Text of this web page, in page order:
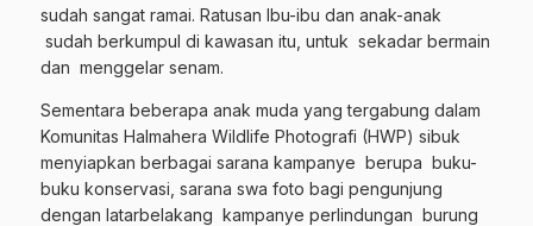
sudah sangat ramai. Ratusan Ibu-ibu dan anak-anak
sudah berkumpul di kawasan itu, untuk sekadar bermain
dan menggelar senam.
Sementara beberapa anak muda yang tergabung dalam
Komunitas Halmahera Wildlife Photografi (HWP) sibuk
menyiapkan berbagai sarana kampanye berupa buku-
buku konservasi, sarana swa foto bagi pengunjung
dengan latarbelakang kampanye perlindungan burung